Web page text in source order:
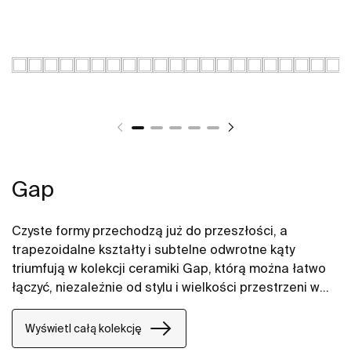
Gap
Czyste formy przechodzą już do przeszłości, a
trapezoidalne kształty i subtelne odwrotne kąty
triumfują w kolekcji ceramiki Gap, którą można łatwo
łączyć, niezależnie od stylu i wielkości przestrzeni w
łazience. W naszych propozycjach znajdują się między
innymi umywalki Gap, miski WC Gap, deski WC i bidety
Gap.
Wyświetl całą kolekcję